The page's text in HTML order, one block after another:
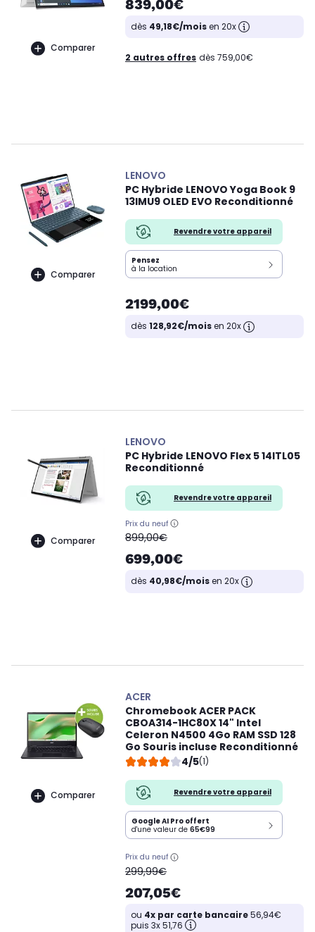
Comparer
839,00€
dès 49,18€/moisen 20x
2 autres offres dès 759,00€
Comparer
LENOVO
PC Hybride LENOVO Yoga Book 9
13IMU9 OLED EVO Reconditionné
Revendre votre appareil
Pensez
à la location
2199,00€
dès 128,92€/moisen 20x
Comparer
LENOVO
PC Hybride LENOVO Flex 5 14ITL05
Reconditionné
Revendre votre appareil
Prix du neuf
oldPrice
899,00€
699,00€
dès 40,98€/moisen 20x
Comparer
ACER
Chromebook ACER PACK
CBOA314-1HC80X 14" Intel
Celeron N4500 4Go RAM SSD 128
Go Souris incluse Reconditionné
4/5(1)
Revendre votre appareil
Google AI Pro offert
d'une valeur de 65€99
Prix du neuf
oldPrice
299,99€
207,05€
ou 4x par carte bancaire56,94€
puis 3x 51,76